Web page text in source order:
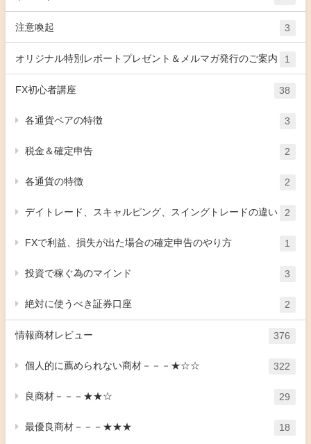
注意喚起 3
オリジナル特別レポートプレゼント＆メルマガ発行のご案内 1
FX初心者講座 38
各通貨ペアの特徴 3
税金＆確定申告 2
各通貨の特徴 2
デイトレード、スキャルピング、スイングトレードの違い 2
FXで利益、損失が出た場合の確定申告のやり方 1
投資で稼ぐ為のマインド 3
絶対に使うべき証券口座 2
情報商材レビュー 376
個人的に薦められない商材－－－★☆☆ 322
良商材－－－★★☆ 29
最優良商材－－－★★★ 18